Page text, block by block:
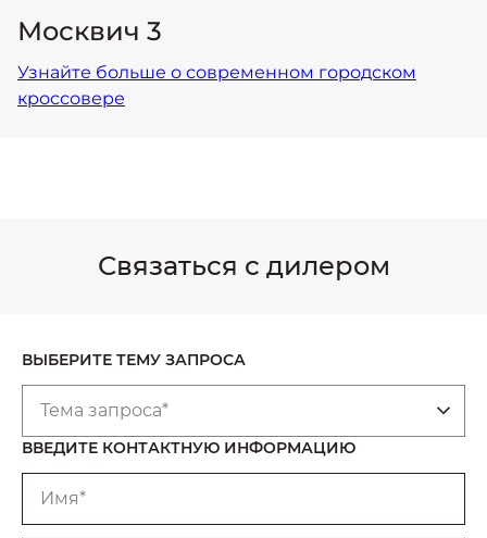
Москвич 3
Узнайте больше о современном городском
кроссовере
Связаться с дилером
ВЫБЕРИТЕ ТЕМУ ЗАПРОСА
Тема запроса*
ВВЕДИТЕ КОНТАКТНУЮ ИНФОРМАЦИЮ
Имя*